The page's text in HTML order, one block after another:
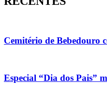
Cemitério de Bebedouro
Especial “Dia dos Pais”